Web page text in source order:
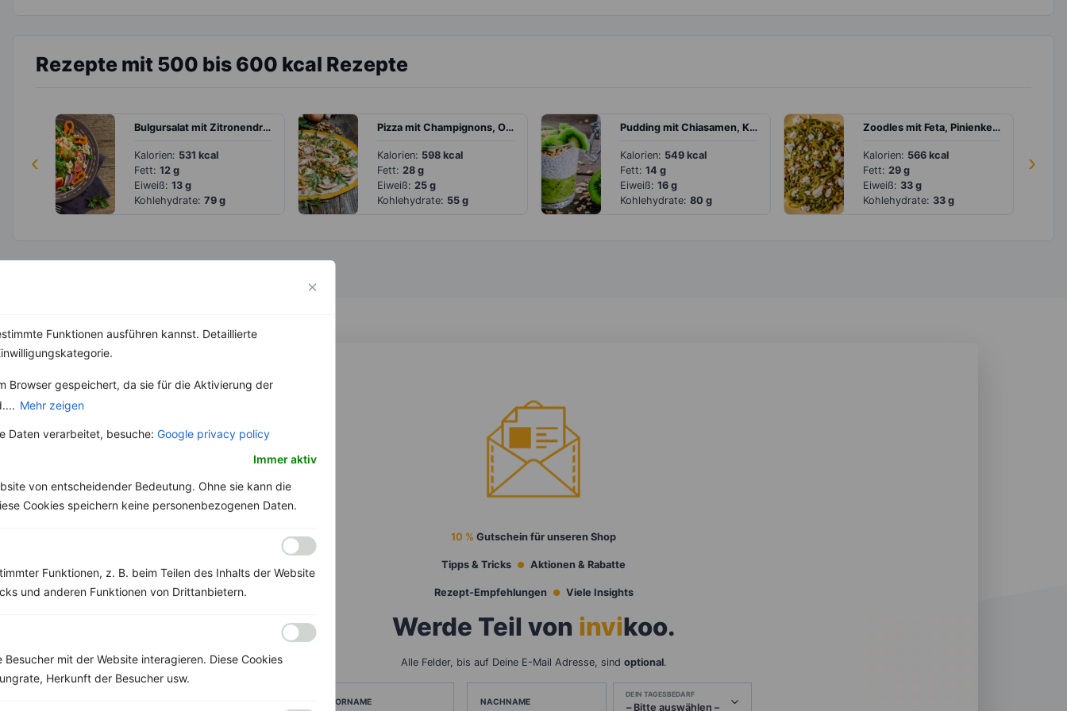
Funktionen ausführen kannst. Detaillierte
Browser gespeichert, da sie für die Aktivierung der
Mehr zeigen
Daten verarbeitet, besuche: Google privacy policy
Immer aktiv
von entscheidender Bedeutung. Ohne sie kann die
Cookies speichern keine personenbezogenen Daten.
Funktionen, z. B. beim Teilen des Inhalts der Website
und anderen Funktionen von Drittanbietern.
mit der Website interagieren. Diese Cookies
Herkunft der Besucher usw.
Rezepte mit 500 bis 600 kcal Rezepte
‹ ›
Bulgursalat mit Zitronendressing
Kalorien: 531 kcal
Fett: 12 g
Eiweiß: 13 g
Kohlehydrate: 79 g
Pizza mit Champignons, Oliven und Walnüssen
Kalorien: 598 kcal
Fett: 28 g
Eiweiß: 25 g
Kohlehydrate: 55 g
Pudding mit Chiasamen, Kiwi und Buchweizenflocken
Kalorien: 549 kcal
Fett: 14 g
Eiweiß: 16 g
Kohlehydrate: 80 g
Zoodles mit Feta, Pinienkernen und Erbsen
Kalorien: 566 kcal
Fett: 29 g
Eiweiß: 33 g
Kohlehydrate: 33 g
10 % Gutschein für unseren Shop
Tipps & Tricks Aktionen & Rabatte
Rezept-Empfehlungen Viele Insights
Werde Teil von invikoo.
Alle Felder, bis auf Deine E-Mail Adresse, sind optional.
VORNAME NACHNAME
DEIN TAGESBEDARF